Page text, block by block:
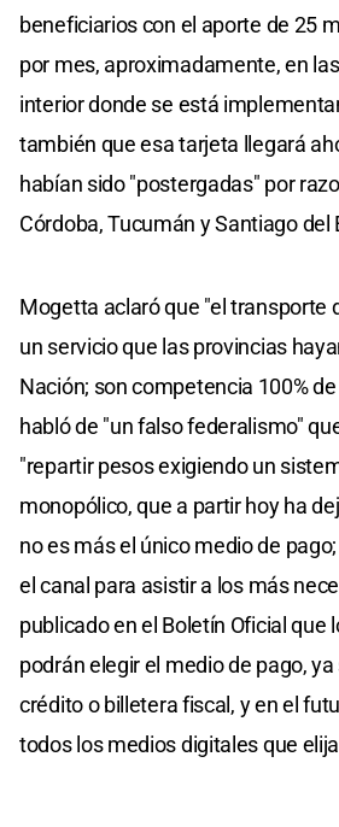
beneficiarios con el aporte de 25
por mes, aproximadamente, en
interior donde se está
también que esa tarjeta llegará
habían sido "postergadas" por
Córdoba, Tucumán y Santiago del
Mogetta aclaró que "el transporte
un servicio que las provincias
Nación; son competencia 100%
habló de "un falso federalismo"
"repartir pesos exigiendo un
monopólico, que a partir hoy ha
no es más el único medio de
el canal para asistir a los más
publicado en el Boletín Oficial que
podrán elegir el medio de pago,
crédito o billetera fiscal, y en el
todos los medios digitales que